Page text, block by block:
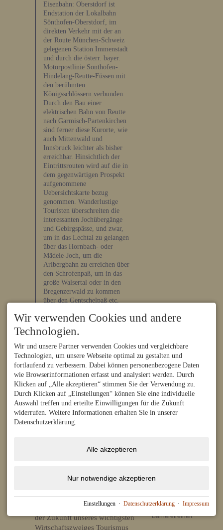
Eisenbahn: Oberstdorf ist
Endstation der Lokalbahn
Sönthofen-Oberstdorf, im
direkten Verkehr mit der an
der Route München-Schweiz
gelegenen Station Immenstadt
und durch die österr. bayer.
Motorpostlinie Sonthofen-
Hindelang-Reutte-Füssen mit
den berühmten
Königsschlössern verbunden.
Durch den Bau einer
elektrischen Bahn von Reutte
nach Garmisch-Partenkirchen
sind ferner diese Kurorte, wie
auch Mittenwald und
Innsbruck leichter als bisher
erreichbar. Hinsichtlich der
Eintrittsrouten wird auf die in
dem gegenwärtigen Prospekt
aufgenommene
Uebersichtskarte bezug
genommen. Wanderlustige
Touristen überschreiten die
interessanten Jochübergänge
und Gebirgspässe, und zwar,
um in das Lechtal zu gelangen
über das Hornbach- oder
Mädele-Joch, um die
Arlbergbahn zu erreichen über
den Schrofenpaß, um in das
große Walsertal oder in den
Bregenzerwald zu kommen
über den Gentschelpaß etc.
im Orte.
20 Züge am Tag - und das 1914.
Man kann die Bedeutung der
Bahn für den Fremdenverkehr in
Oberstdorf nicht genug
hervorheben. Auch in den
nächsten 50 Jahren war die Bahn
ein wichtiger Partner für den
touristischen Wachstum. Heute
scheint es niemanden mehr zu
interessieren, wenn die Bahn
Oberstdorf aus dem Fahrplan
steigenden Benzinpreisen und
Bedeutung gewinnen und damit
zum wesentlichen Baustein in
der Zukunft unseres wichtigsten
Wirtschaftszweiges Tourismus
Links
Tourimus Oberstdorf
Unser Oberstdorf
Service
Impressum
Datenschutz
Barrierefreiheit
Wir verwenden Cookies und andere
Technologien.
Wir und unsere Partner verwenden Cookies und vergleichbare
Technologien, um unsere Webseite optimal zu gestalten und
fortlaufend zu verbessern. Dabei können personenbezogene Daten
wie Browserinformationen erfasst und analysiert werden. Durch
Klicken auf „Alle akzeptieren“ stimmen Sie der Verwendung zu.
Durch Klicken auf „Einstellungen“ können Sie eine individuelle
Auswahl treffen und erteilte Einwilligungen für die Zukunft
widerrufen. Weitere Informationen erhalten Sie in unserer
Datenschutzerklärung.
Alle akzeptieren
Nur notwendige akzeptieren
Einstellungen · Datenschutzerklärung · Impressum